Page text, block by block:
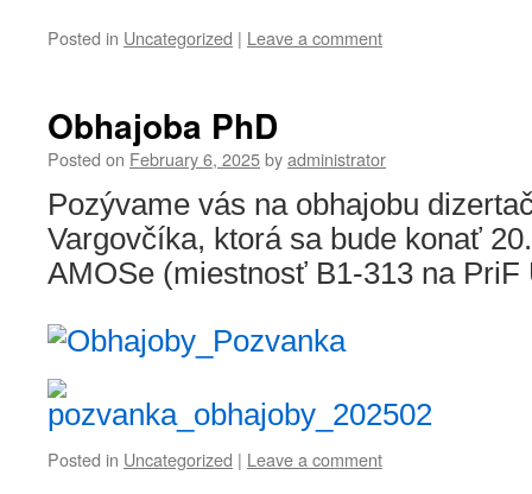
Posted in Uncategorized | Leave a comment
Obhajoba PhD
Posted on February 6, 2025byadministrator
Pozývame vás na obhajobu
Vargovčíka, ktorá sa bude konať
AMOSe (miestnosť B1-313 na PriF
Posted in Uncategorized | Leave a comment